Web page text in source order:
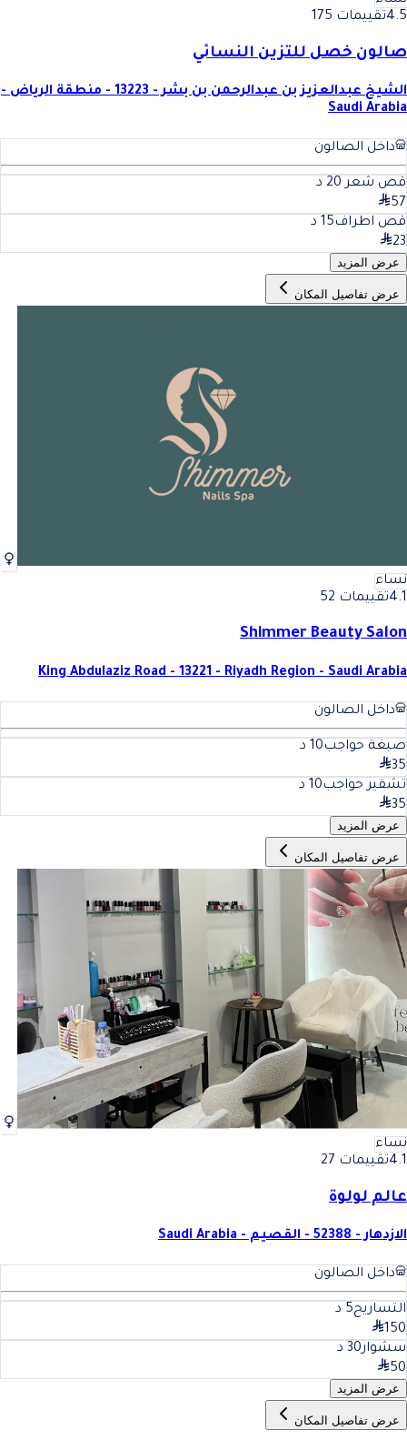
4.5تقييمات 175
صالون خصل للتزين النسائي
الشيخ عبدالعزيز بن عبدالرحمن بن بشر - 13223 - منطقة الرياض -
Saudi Arabia
داخل الصالون
قص شعر 20 د
57
قص اطراف15 د
23
عرض المزيد
عرض تفاصيل المكان
نساء
4.1تقييمات 52
Shimmer Beauty Salon
King Abdulaziz Road - 13221 - Riyadh Region - Saudi Arabia
داخل الصالون
صبغة حواجب10 د
35
تشقير حواجب10 د
35
عرض المزيد
عرض تفاصيل المكان
نساء
4.1تقييمات 27
عالم لولوة
الازدهار - 52388 - القصيم - Saudi Arabia
داخل الصالون
التساريح5 د
150
سشوار30 د
50
عرض المزيد
عرض تفاصيل المكان